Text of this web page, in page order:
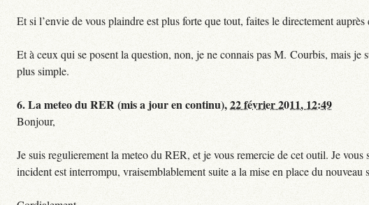
Et si l’envie de vous plaindre est plus forte que tout, faites le directement
Et à ceux qui se posent la question, non, je ne connais pas M. Courbis, mais
plus simple.
6.La meteo du RER (mis a jour en continu),22 février 2011, 12:49
Bonjour,
Je suis regulierement la meteo du RER, et je vous remercie de cet outil. Je
incident est interrompu, vraisemblablement suite a la mise en place du nouveau